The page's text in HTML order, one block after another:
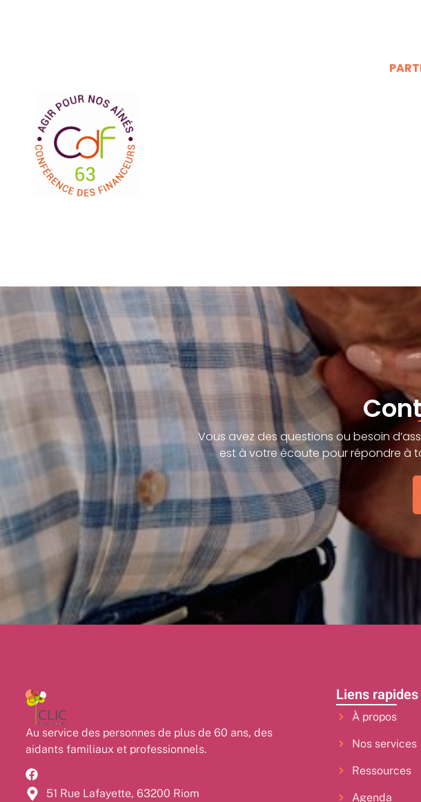
Vous avez des questions ou besoin
est à votre écoute pour répondre à
Au service des personnes de plus de 60 ans, des
aidants familiaux et professionnels.
51 Rue Lafayette, 63200 Riom
Liens rapides
À propos
Nos services
Ressources
Agenda